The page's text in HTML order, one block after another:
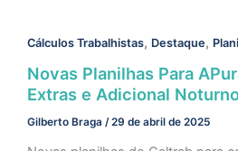
Cálculos Trabalhistas, Destaque,
Novas Planilhas Para
Extras e Adicional
Gilberto Braga /29 de abril de 2025